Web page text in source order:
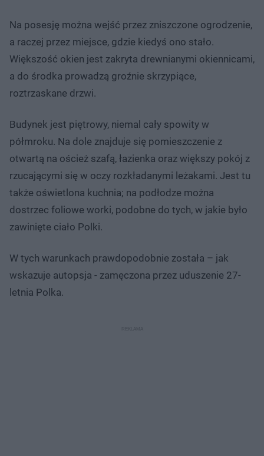
Na posesję można wejść przez zniszczone ogrodzenie,
a raczej przez miejsce, gdzie kiedyś ono stało.
Większość okien jest zakryta drewnianymi okiennicami,
a do środka prowadzą groźnie skrzypiące,
roztrzaskane drzwi.
Budynek jest piętrowy, niemal cały spowity w
półmroku. Na dole znajduje się pomieszczenie z
otwartą na oścież szafą, łazienka oraz większy pokój z
rzucającymi się w oczy rozkładanymi leżakami. Jest tu
także oświetlona kuchnia; na podłodze można
dostrzec foliowe worki, podobne do tych, w jakie było
zawinięte ciało Polki.
W tych warunkach prawdopodobnie została – jak
wskazuje autopsja - zamęczona przez uduszenie 27-
letnia Polka.